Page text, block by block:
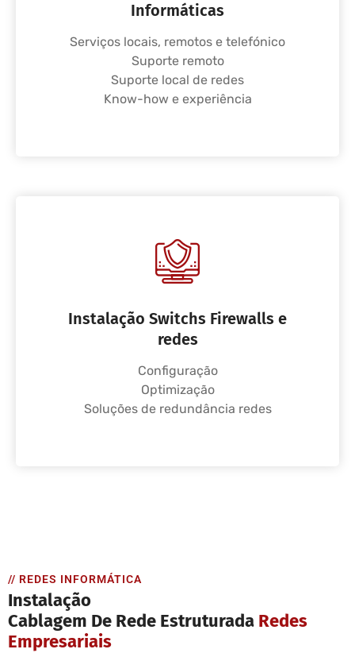
Informáticas
Serviços locais, remotos e telefónico
Suporte remoto
Suporte local de redes
Know-how e experiência
Instalação Switchs Firewalls e
redes
Configuração
Optimização
Soluções de redundância redes
// REDES INFORMÁTICA
Instalação
Cablagem De Rede Estruturada Redes
Empresariais